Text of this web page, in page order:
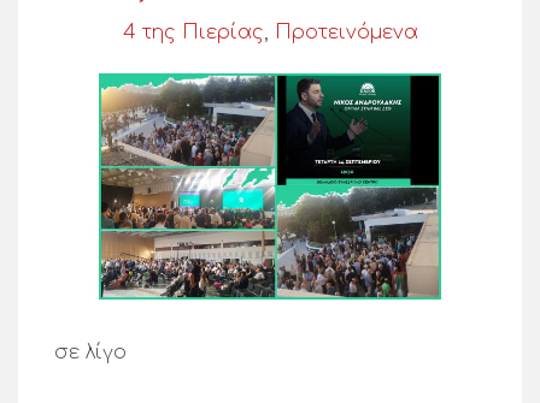
4 της Πιερίας, Προτεινόμενα
σε λίγο